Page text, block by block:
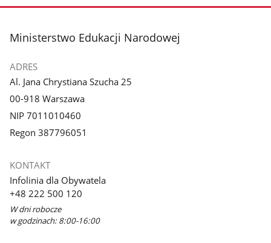
stopka
Ministerstwo Edukacji Narodowej
ADRES
Al. Jana Chrystiana Szucha 25
00-918 Warszawa
NIP 7011010460
Regon 387796051
KONTAKT
Infolinia dla Obywatela
+48 222 500 120
W dni robocze
w godzinach: 8:00-16:00